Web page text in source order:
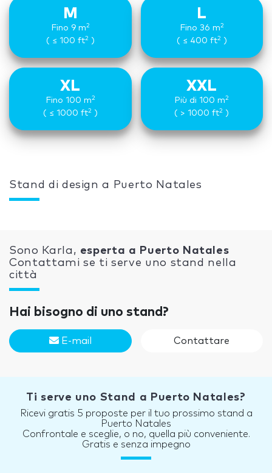
M
Fino 9 m2
( ≤ 100 ft2)
L
Fino 36 m2
( ≤ 400 ft2)
XL
Fino 100 m2
( ≤ 1000 ft2)
XXL
Più di 100 m2
( > 1000 ft2 )
Stand di design a Puerto Natales
Sono Karla, esperta a Puerto Natales
Contattami se ti serve uno stand nella
città
Hai bisogno di uno stand?
E-mail Contattare
Ti serve uno Stand a Puerto Natales?
Ricevi gratis 5 proposte per il tuo prossimo stand a
Puerto Natales
Confrontale e sceglie, o no, quella più conveniente.
Gratis e senza impegno